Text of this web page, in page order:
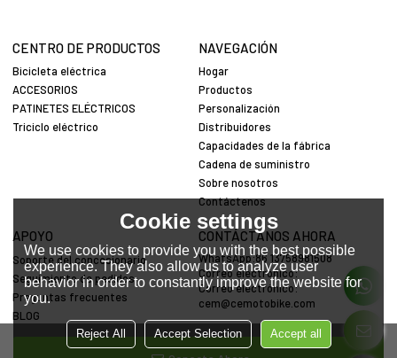
CENTRO DE PRODUCTOS
Bicicleta eléctrica
ACCESORIOS
PATINETES ELÉCTRICOS
Triciclo eléctrico
NAVEGACIÓN
Hogar
Productos
Personalización
Distribuidores
Capacidades de la fábrica
Cadena de suministro
Sobre nosotros
Contáctenos
APOYO
Soporte del concesionario
Seguimiento de pedidos
Preguntas frecuentes
BLOG
CONTÁCTANOS AHORA
WhatsApp:86 13758981508
Correo electrónico:
Correo electrónico:
cem@cemotobike.com
Cookie settings
We use cookies to provide you with the best possible
experience. They also allow us to analyze user
behavior in order to constantly improve the website for
you.
Reject All Accept Selection Accept all